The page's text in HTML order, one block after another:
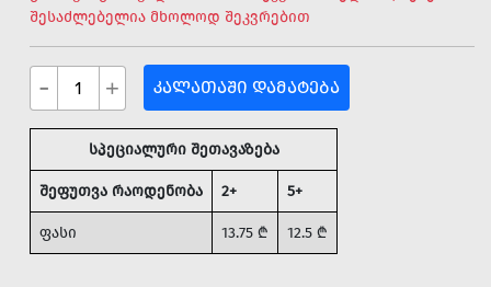
შესაძლებელია მხოლოდ შეკვრებით
- + ᲙᲐᲚᲐᲗᲐᲨᲘ ᲓᲐᲛᲐᲢᲔᲑᲐ
სპეციალური შეთავაზება
შეფუთვა რაოდენობა 2+ 5+
ფასი 13.75 ₾ 12.5 ₾